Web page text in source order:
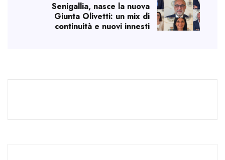
Senigallia, nasce la nuova
Giunta Olivetti: un mix di
continuità e nuovi innesti